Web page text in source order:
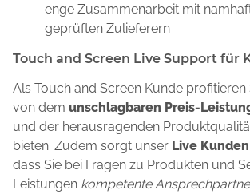
enge Zusammenarbeit mit
geprüften Zulieferern
Touch and Screen Live Support für
Als Touch and Screen Kunde profitieren
von dem unschlagbaren Preis-
und der herausragenden
bieten. Zudem sorgt unser Live
dass Sie bei Fragen zu Produkten und
Leistungen kompetente